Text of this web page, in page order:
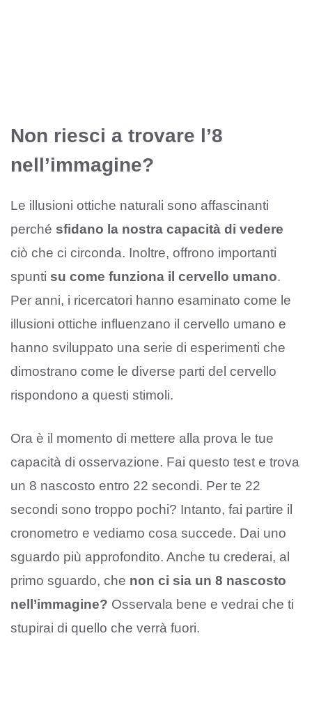
Non riesci a trovare l’8
nell’immagine?
Le illusioni ottiche naturali sono affascinanti
perché sfidano la nostra capacità di vedere
ciò che ci circonda. Inoltre, offrono importanti
spunti su come funziona il cervello umano.
Per anni, i ricercatori hanno esaminato come le
illusioni ottiche influenzano il cervello umano e
hanno sviluppato una serie di esperimenti che
dimostrano come le diverse parti del cervello
rispondono a questi stimoli.
Ora è il momento di mettere alla prova le tue
capacità di osservazione. Fai questo test e trova
un 8 nascosto entro 22 secondi. Per te 22
secondi sono troppo pochi? Intanto, fai partire il
cronometro e vediamo cosa succede. Dai uno
sguardo più approfondito. Anche tu crederai, al
primo sguardo, che non ci sia un 8 nascosto
nell’immagine? Osservala bene e vedrai che ti
stupirai di quello che verrà fuori.